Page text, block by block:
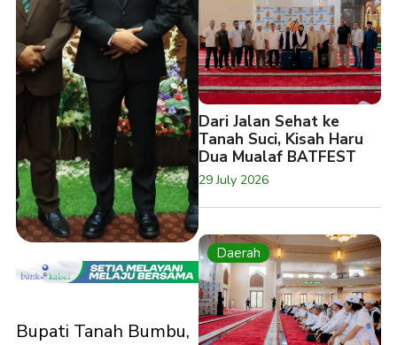
Bupati Tanah Bumbu,
Dari Jalan Sehat ke
Tanah Suci, Kisah Haru
Dua Mualaf BATFEST
29 July 2026
Daerah